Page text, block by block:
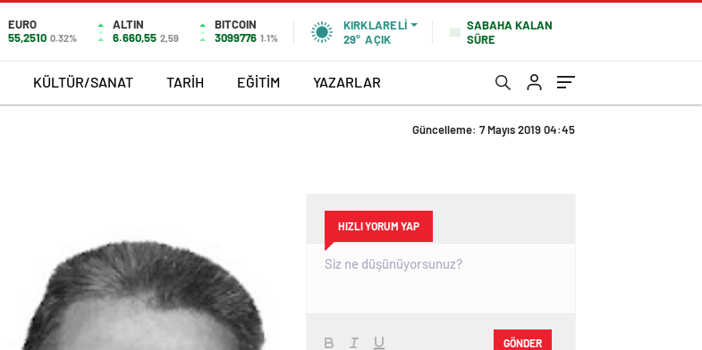
EURO
55,2510 0.32%
ALTIN
6.660,55 2,59
BITCOIN
3099776 1.1%
KIRKLARELI
29° AÇIK
SABAHA KALAN
SÜRE
KÜLTÜR/SANAT TARİH EĞİTİM YAZARLAR
Güncelleme: 7 Mayıs 2019 04:45
HIZLI YORUM YAP
GÖNDER